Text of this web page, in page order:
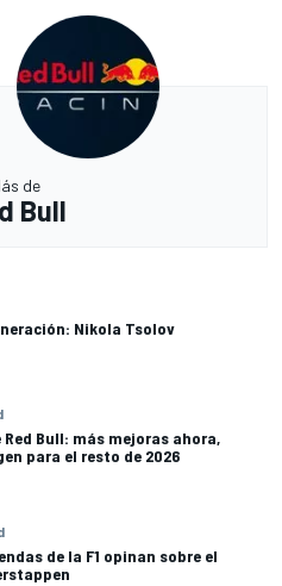
de
Bull
Nikola Tsolov
Red Bull: más mejoras ahora,
para el resto de 2026
de la F1 opinan sobre el